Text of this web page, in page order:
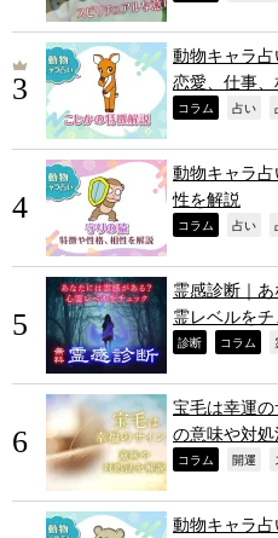
動物キャラ
恋愛、仕事、
コラム 占い
動物キャラ
性を解説
コラム 占い
霊感診断｜
霊レベルをチ
診断 コラム
宝毛は幸運
の意味や対処
コラム 開運
動物キャラ